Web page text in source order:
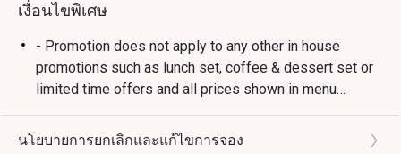
เงื่อนไขพิเศษ
- Promotion does not apply to any other in house
promotions such as lunch set, coffee & dessert set or
limited time offers and all prices shown in menu
include 7% VAT & are exclusive to 10% Service Charge.
นโยบายการยกเลิกและแก้ไขการจอง